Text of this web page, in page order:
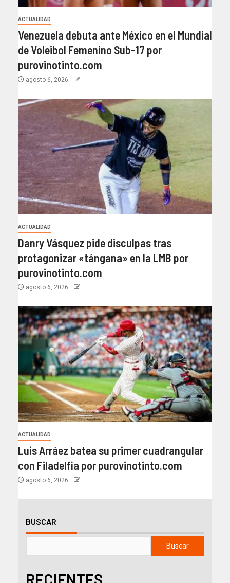
ACTUALIDAD
Venezuela debuta ante México en el Mundial
de Voleibol Femenino Sub-17 por
purovinotinto.com
agosto 6, 2026
ACTUALIDAD
Danry Vásquez pide disculpas tras
protagonizar «tángana» en la LMB por
purovinotinto.com
agosto 6, 2026
ACTUALIDAD
Luis Arráez batea su primer cuadrangular
con Filadelfia por purovinotinto.com
agosto 6, 2026
BUSCAR
Buscar